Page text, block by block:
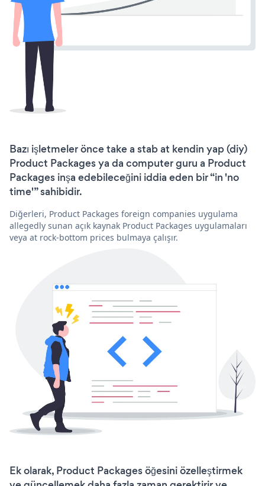
Bazı işletmeler önce take a stab at kendin yap (diy)
Product Packages ya da computer guru a Product
Packages inşa edebileceğini iddia eden bir “in 'no
time'” sahibidir.
Diğerleri, Product Packages foreign companies uygulama
allegedly sunan açık kaynak Product Packages uygulamaları
veya at rock-bottom prices bulmaya çalışır.
Ek olarak, Product Packages öğesini özelleştirmek